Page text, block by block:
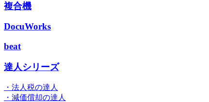
複合機
DocuWorks
beat
達人シリーズ
・法人税の達人
・減価償却の達人